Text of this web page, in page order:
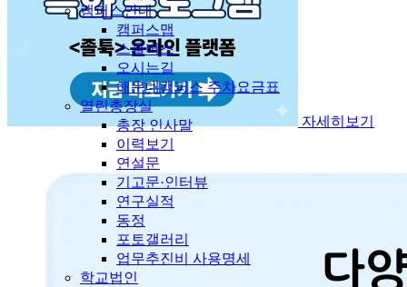
자세히보기
캠퍼스안내
캠퍼스맵
스쿨버스
오시는길
해운대캠퍼스 주차요금표
열린총장실
총장 인사말
이력보기
연설문
기고문·인터뷰
연구실적
동정
포토갤러리
업무추진비 사용명세
학교법인